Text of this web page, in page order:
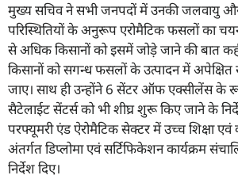
मुख्य सचिव ने सभी जनपदों में उनकी जलवायु
परिस्थितियों के अनुरूप एरोमैटिक फसलों का
से अधिक किसानों को इसमें जोड़े जाने की बात
किसानों को सगन्ध फसलों के उत्पादन में
जाए। साथ ही उन्होंने 6 सेंटर ऑफ एक्सीलेंस के
सैटेलाईट सेंटर्स को भी शीघ्र शुरू किए जाने के
परफ्यूमरी एंड ऐरोमैटिक सेक्टर में उच्च शिक्षा
अंतर्गत डिप्लोमा एवं सर्टिफिकेशन कार्यक्रम
निर्देश दिए।